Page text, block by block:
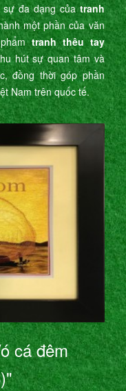
sự đa dạng củatranh
một phần của văn
phẩmtranh thêu tay
hút sự quan tâm và
đồng thời góp phần
Nam trên quốc tế.
cá đêm